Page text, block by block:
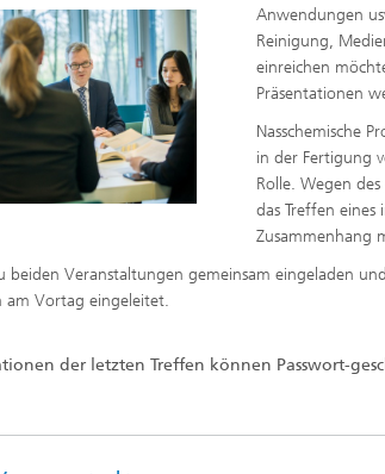
Anwendungen
Reinigung,
einreichen
Präsentationen
Nasschemische
in der Fertigung
Rolle. Wegen
das Treffen
Zusammenhang
beiden Veranstaltungen gemeinsam eingeladen
am Vortag eingeleitet.
der letzten Treffen können Passwort-